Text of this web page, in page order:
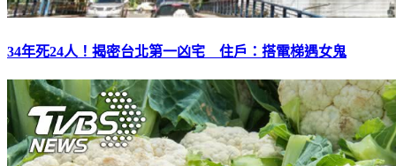
34年死24人！揭密台北第一凶宅 住戶：搭電梯遇女鬼